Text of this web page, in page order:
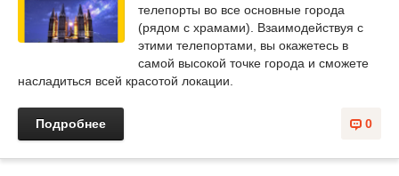
телепорты во все основные города
(рядом с храмами). Взаимодействуя с
этими телепортами, вы окажетесь в
самой высокой точке города и сможете
насладиться всей красотой локации.
0
Подробнее